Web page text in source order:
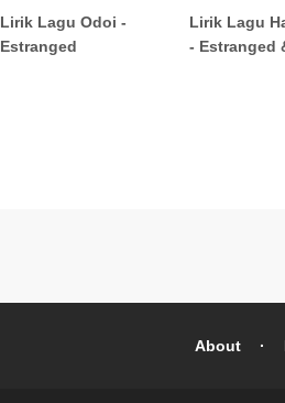
Lirik Lagu Odoi -
Estranged
Lirik Lagu
- Estranged
About